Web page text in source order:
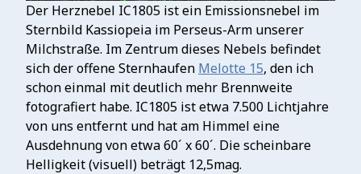
Der Herznebel IC1805 ist ein Emissionsnebel im
Sternbild Kassiopeia im Perseus-Arm unserer
Milchstraße. Im Zentrum dieses Nebels befindet
sich der offene Sternhaufen Melotte 15, den ich
schon einmal mit deutlich mehr Brennweite
fotografiert habe. IC1805 ist etwa 7.500 Lichtjahre
von uns entfernt und hat am Himmel eine
Ausdehnung von etwa 60´ x 60´. Die scheinbare
Helligkeit (visuell) beträgt 12,5mag.